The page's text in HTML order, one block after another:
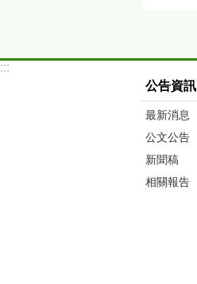
:::
公告資訊
最新消息
公文公告
新聞稿
相關報告